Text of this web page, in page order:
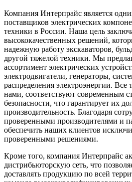
Компания Интерпрайс является
поставщиков электрических
техники в России. Наша цель
высококачественных решений,
надежную работу экскаваторов,
другой тяжелой техники. Мы
ассортимент электрических
электродвигатели, генераторы,
распределения электроэнергии. Все
нами, соответствуют современным
безопасности, что гарантирует их
производительность. Благодаря
проверенными производителями и
обеспечить наших клиентов
проверенными решениями.
Кроме того, компания Интерпрайс
дистрибьюторскую сеть, что
доставлять продукцию по всей